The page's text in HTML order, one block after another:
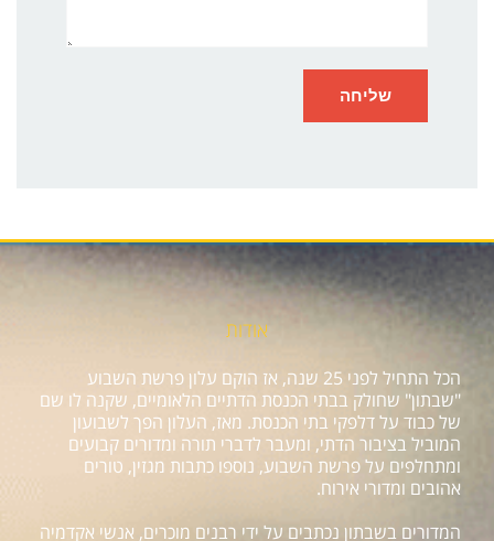
אודות
הכל התחיל לפני 25 שנה, אז הוקם עלון פרשת השבוע
"שבתון" שחולק בבתי הכנסת הדתיים הלאומיים, שקנה לו שם
של כבוד על דלפקי בתי הכנסת. מאז, העלון הפך לשבועון
המוביל בציבור הדתי, ומעבר לדברי תורה ומדורים קבועים
ומתחלפים על פרשת השבוע, נוספו כתבות מגזין, טורים
אהובים ומדורי אירוח.
המדורים בשבתון נכתבים על ידי רבנים מוכרים, אנשי אקדמיה